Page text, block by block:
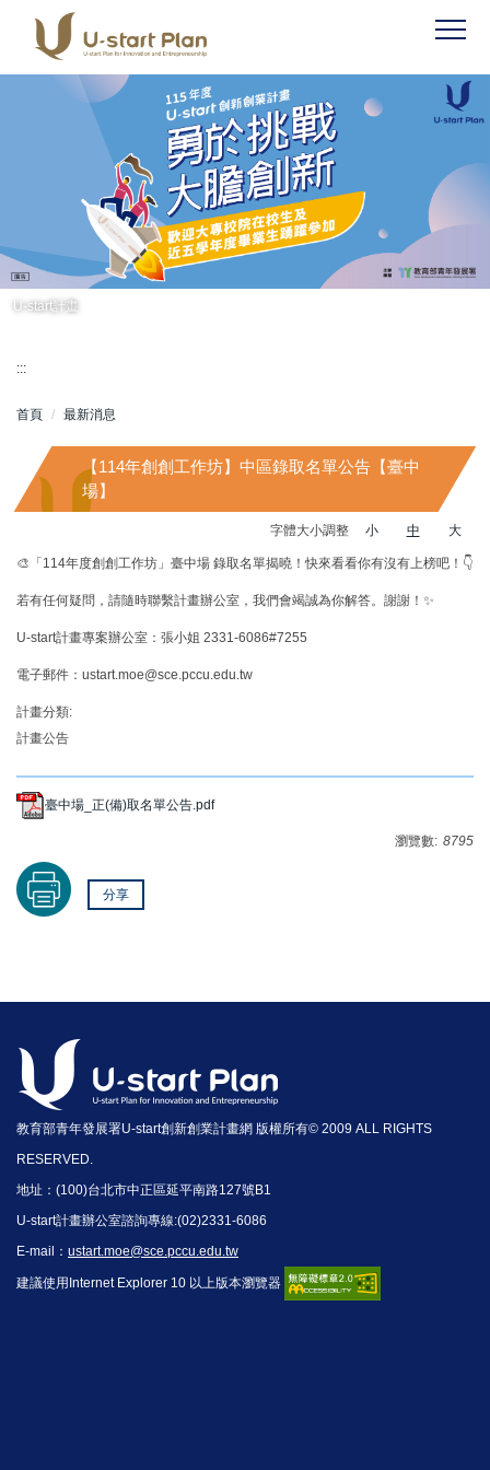
U-start計畫
:::
首頁 最新消息
【114年創創工作坊】中區錄取名單公告【臺中
場】
字體大小調整 小 中 大
🎨「114年度創創工作坊」臺中場 錄取名單揭曉！快來看看你有沒有上榜吧！👇
若有任何疑問，請隨時聯繫計畫辦公室，我們會竭誠為你解答。謝謝！✨
U-start計畫專案辦公室：張小姐 2331-6086#7255
電子郵件：ustart.moe@sce.pccu.edu.tw
計畫分類:
計畫公告
臺中場_正(備)取名單公告.pdf
瀏覽數: 8795
分享
教育部青年發展署U-start創新創業計畫網 版權所有© 2009 ALL RIGHTS
RESERVED.
地址：(100)台北市中正區延平南路127號B1
U-start計畫辦公室諮詢專線:(02)2331-6086
E-mail： ustart.moe@sce.pccu.edu.tw
建議使用Internet Explorer 10 以上版本瀏覽器